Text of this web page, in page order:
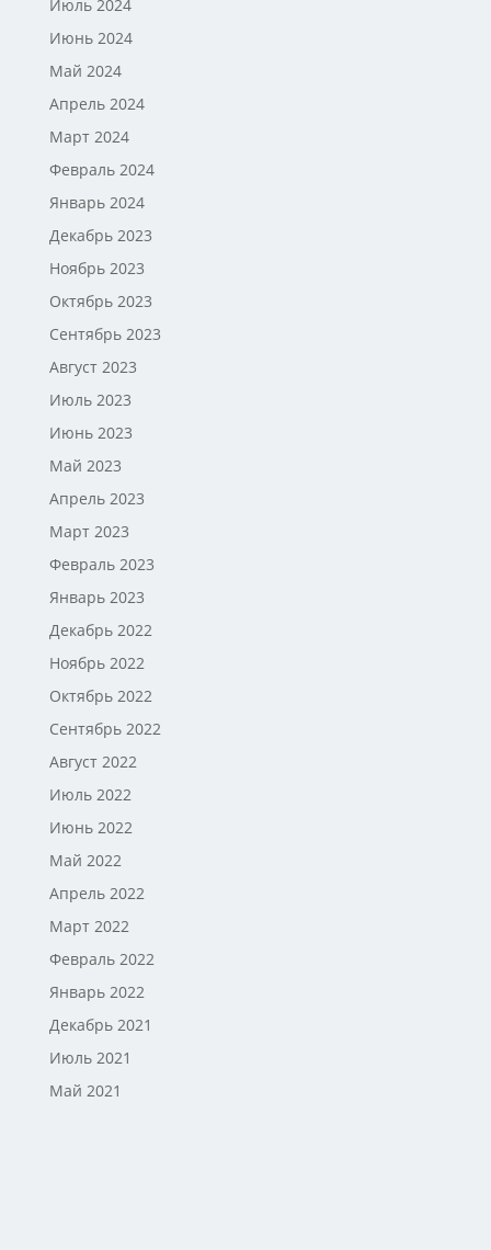
Июль 2024
Июнь 2024
Май 2024
Апрель 2024
Март 2024
Февраль 2024
Январь 2024
Декабрь 2023
Ноябрь 2023
Октябрь 2023
Сентябрь 2023
Август 2023
Июль 2023
Июнь 2023
Май 2023
Апрель 2023
Март 2023
Февраль 2023
Январь 2023
Декабрь 2022
Ноябрь 2022
Октябрь 2022
Сентябрь 2022
Август 2022
Июль 2022
Июнь 2022
Май 2022
Апрель 2022
Март 2022
Февраль 2022
Январь 2022
Декабрь 2021
Июль 2021
Май 2021